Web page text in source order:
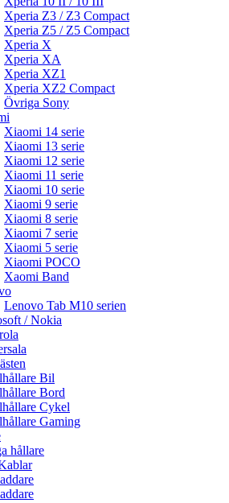
Xperia Z3 / Z3 Compact
Xperia Z5 / Z5 Compact
Xperia X
Xperia XA
Xperia XZ1
Xperia XZ2 Compact
Övriga Sony
Xiaomi 14 serie
Xiaomi 13 serie
Xiaomi 12 serie
Xiaomi 11 serie
Xiaomi 10 serie
Xiaomi 9 serie
Xiaomi 8 serie
Xiaomi 7 serie
Xiaomi 5 serie
Xiaomi POCO
Xaomi Band
Lenovo Tab M10 serien
/ Nokia
Bil
Bord
Cykel
Gaming
hållare